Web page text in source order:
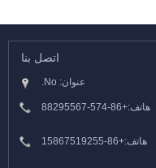
اتصل بنا
عنوان: No.
هاتف:+86-574-88295567
هاتف:+86-15867519255